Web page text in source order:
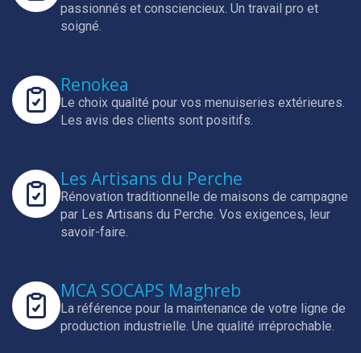
passionnés et consciencieux. Un travail pro et
soigné.
Renokea
Le choix qualité pour vos menuiseries extérieures.
Les avis des clients sont positifs.
Les Artisans du Perche
Rénovation traditionnelle de maisons de campagne
par Les Artisans du Perche. Vos exigences, leur
savoir-faire.
MCA SOCAPS Maghreb
La référence pour la maintenance de votre ligne de
production industrielle. Une qualité irréprochable.